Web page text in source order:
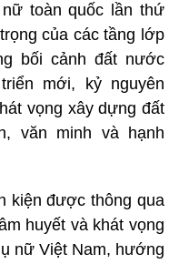
toàn quốc lần thứ
của các tầng lớp
bối cảnh đất nước
mới, kỷ nguyên
vọng xây dựng đất
văn minh và hạnh
kiện được thông qua
huyết và khát vọng
nữ Việt Nam, hướng